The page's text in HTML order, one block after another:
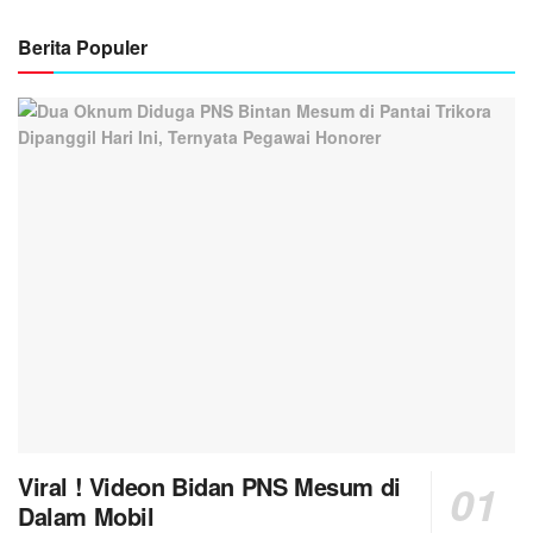
Berita Populer
Viral ! Videon Bidan PNS Mesum di
Dalam Mobil